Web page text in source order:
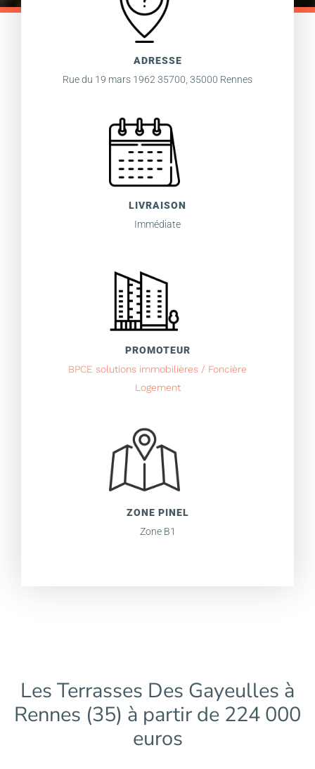
ADRESSE
Rue du 19 mars 1962 35700, 35000 Rennes
LIVRAISON
Immédiate
PROMOTEUR
BPCE solutions immobilières / Foncière
Logement
ZONE PINEL
Zone B1
Les Terrasses Des Gayeulles à
Rennes (35) à partir de 224 000
euros